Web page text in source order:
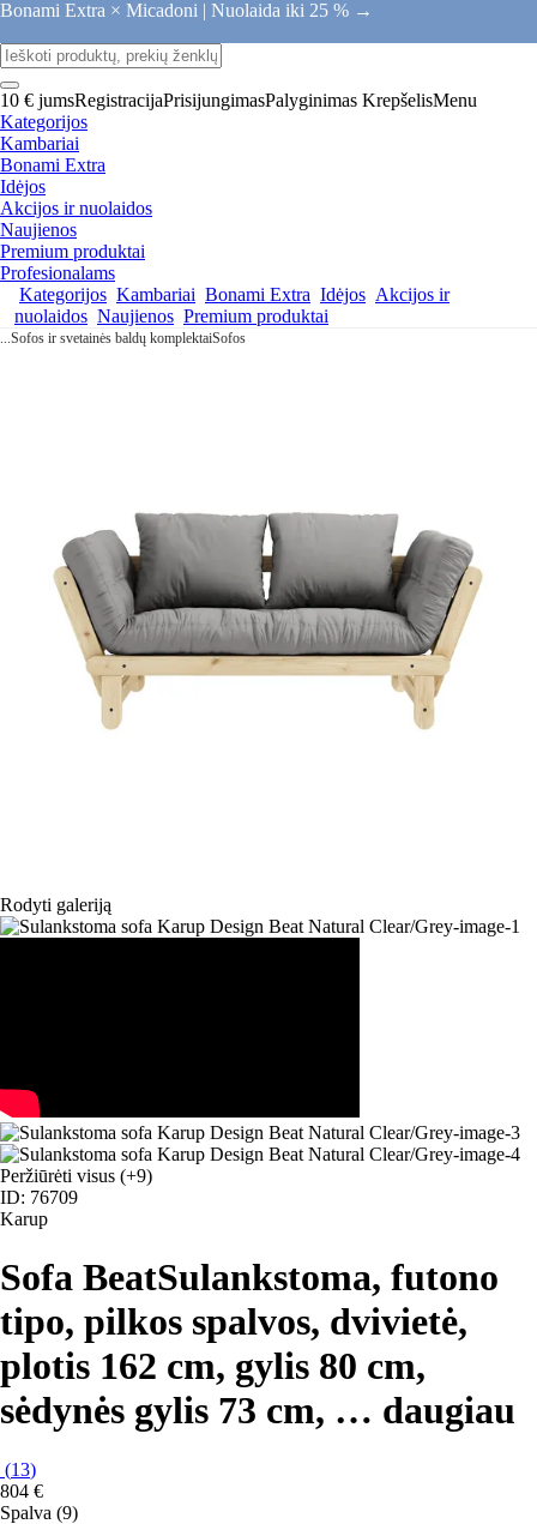
Bonami Extra × Micadoni | Nuolaida iki 25 % →
10 € jumsRegistracijaPrisijungimasPalyginimas KrepšelisMenu
Kategorijos
Kambariai
Bonami Extra
Idėjos
Akcijos ir nuolaidos
Naujienos
Premium produktai
Profesionalams
Kategorijos Kambariai Bonami Extra Idėjos Akcijos ir
nuolaidos Naujienos Premium produktai
...Sofos ir svetainės baldų komplektaiSofos
Rodyti galeriją
Peržiūrėti visus (+9)
ID: 76709
Karup
Sofa BeatSulankstoma, futono
tipo, pilkos spalvos, dvivietė,
plotis 162 cm, gylis 80 cm,
sėdynės gylis 73 cm, … daugiau
(13)
804 €
Spalva (9)